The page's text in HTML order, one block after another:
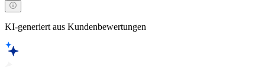
KI-generiert aus Kundenbewertungen